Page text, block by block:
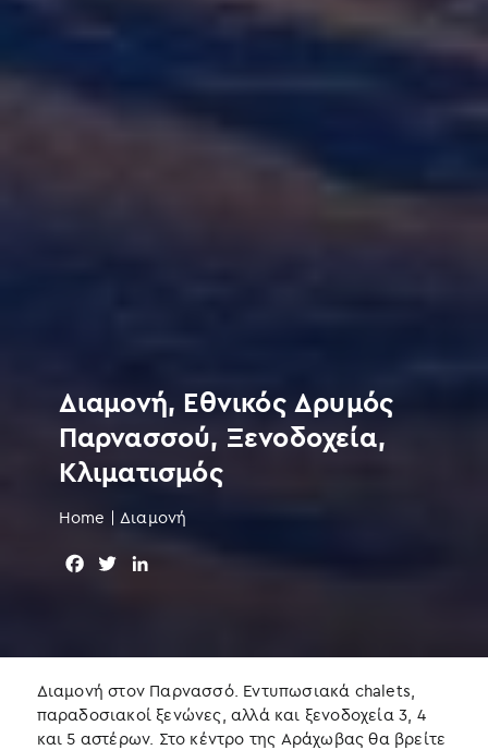
Διαμονή, Εθνικός Δρυμός
Παρνασσού, Ξενοδοχεία,
Κλιματισμός
Home | Διαμονή
b
o
o
k
t
e
r
e
d
n
Διαμονή στον Παρνασσό. Εντυπωσιακά chalets,
παραδοσιακοί ξενώνες, αλλά και ξενοδοχεία 3, 4
και 5 αστέρων. Στο κέντρο της Αράχωβας θα βρείτε